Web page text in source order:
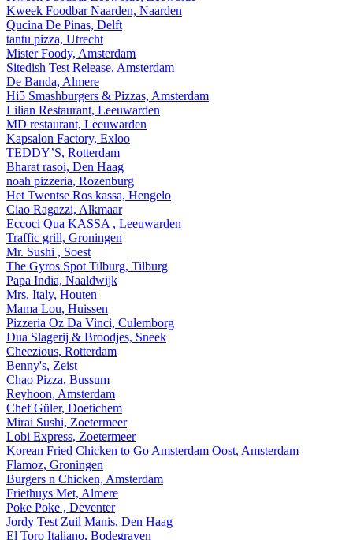
Kweek Foodbar Naarden, Naarden
Qucina De Pinas, Delft
tantu pizza, Utrecht
Mister Foody, Amsterdam
Sitedish Test Release, Amsterdam
De Banda, Almere
Hi5 Smashburgers & Pizzas, Amsterdam
Lilian Restaurant, Leeuwarden
MD restaurant, Leeuwarden
Kapsalon Factory, Exloo
TEDDY’S, Rotterdam
Bharat rasoi, Den Haag
noah pizzeria, Rozenburg
Het Twentse Ros kassa, Hengelo
Ciao Ragazzi, Alkmaar
Eccoci Qua KASSA , Leeuwarden
Traffic grill, Groningen
Mr. Sushi , Soest
The Gyros Spot Tilburg, Tilburg
Papa India, Naaldwijk
Mrs. Italy, Houten
Mama Lou, Huissen
Pizzeria Oz Da Vinci, Culemborg
Dua Slagerij & Broodjes, Sneek
Cheezious, Rotterdam
Benny's, Zeist
Chao Pizza, Bussum
Reyhoon, Amsterdam
Chef Güler, Doetichem
Mirai Sushi, Zoetermeer
Lobi Express, Zoetermeer
Korean Fried Chicken to Go Amsterdam Oost, Amsterdam
Flamoz, Groningen
Burgers n Chicken, Amsterdam
Friethuys Met, Almere
Poke Poke , Deventer
Jordy Test Zuil Manis, Den Haag
El Toro Italiano, Bodegraven